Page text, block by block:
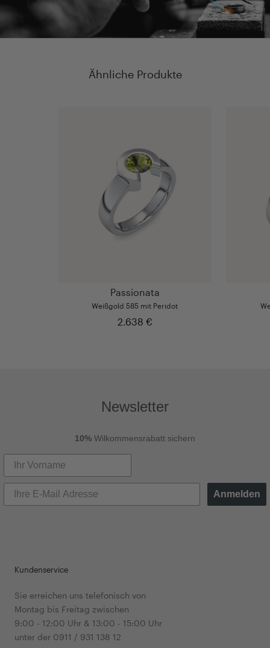
Ähnliche Produkte
Passionata
Weißgold 585 mit Peridot
2.638 €
Newsletter
10% Wilkommensrabatt sichern
Anmelden
Kundenservice
Sie erreichen uns telefonisch von
Montag bis Freitag zwischen
9:00 - 12:00 Uhr & 13:00 - 15:00 Uhr
unter der 0911 / 931 138 12